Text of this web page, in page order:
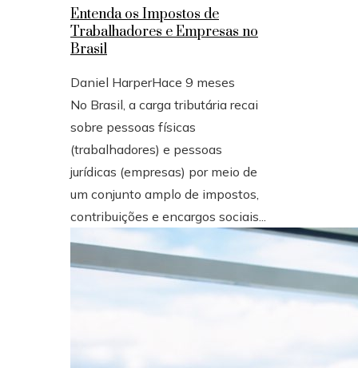
Entenda os Impostos de
Trabalhadores e Empresas no
Brasil
Daniel HarperHace 9 meses
No Brasil, a carga tributária recai
sobre pessoas físicas
(trabalhadores) e pessoas
jurídicas (empresas) por meio de
um conjunto amplo de impostos,
contribuições e encargos sociais...